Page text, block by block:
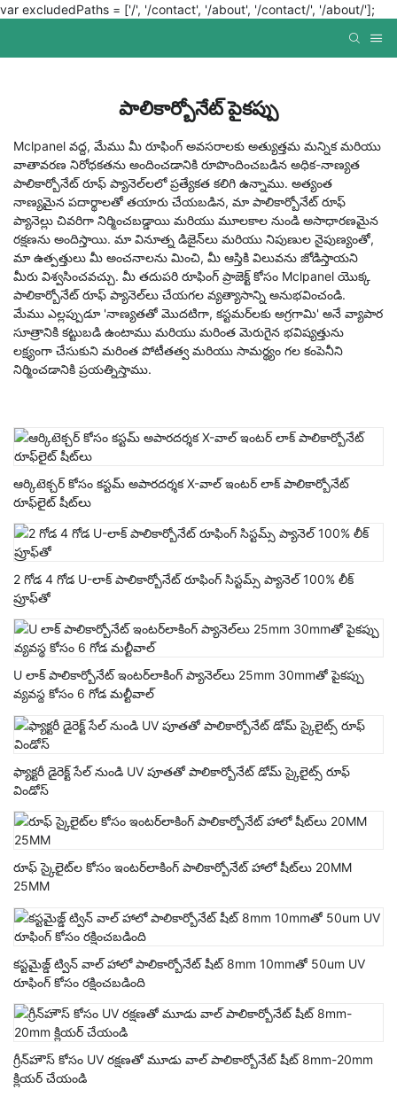
var excludedPaths = ['/', '/contact', '/about', '/contact/', '/about/'];
పాలికార్బోనేట్ పైకప్పు
Mclpanel వద్ద, మేము మీ రూఫింగ్ అవసరాలకు అత్యుత్తమ మన్నిక మరియు
వాతావరణ నిరోధకతను అందించడానికి రూపొందించబడిన అధిక-నాణ్యత
పాలికార్బోనేట్ రూఫ్ ప్యానెల్‌లలో ప్రత్యేకత కలిగి ఉన్నాము. అత్యంత
నాణ్యమైన పదార్థాలతో తయారు చేయబడిన, మా పాలికార్బోనేట్ రూఫ్
ప్యానెల్లు చివరిగా నిర్మించబడ్డాయి మరియు మూలకాల నుండి అసాధారణమైన
రక్షణను అందిస్తాయి. మా వినూత్న డిజైన్‌లు మరియు నిపుణుల నైపుణ్యంతో,
మా ఉత్పత్తులు మీ అంచనాలను మించి, మీ ఆస్తికి విలువను జోడిస్తాయని
మీరు విశ్వసించవచ్చు. మీ తదుపరి రూఫింగ్ ప్రాజెక్ట్ కోసం Mclpanel యొక్క
పాలికార్బోనేట్ రూఫ్ ప్యానెల్‌లు చేయగల వ్యత్యాసాన్ని అనుభవించండి.
మేము ఎల్లప్పుడూ 'నాణ్యతతో మొదటిగా, కస్టమర్‌లకు అగ్రగామి' అనే వ్యాపార
సూత్రానికి కట్టుబడి ఉంటాము మరియు మరింత మెరుగైన భవిష్యత్తును
లక్ష్యంగా చేసుకుని మరింత పోటీతత్వ మరియు సామర్థ్యం గల కంపెనీని
నిర్మించడానికి ప్రయత్నిస్తాము.
ఆర్కిటెక్చర్ కోసం కస్టమ్ అపారదర్శక X-వాల్ ఇంటర్ లాక్ పాలికార్బోనేట్
రూఫ్‌లైట్ షీట్‌లు
2 గోడ 4 గోడ U-లాక్ పాలికార్బోనేట్ రూఫింగ్ సిస్టమ్స్ ప్యానెల్ 100% లీక్
ప్రూఫ్‌తో
U లాక్ పాలికార్బోనేట్ ఇంటర్‌లాకింగ్ ప్యానెల్‌లు 25mm 30mmతో పైకప్పు
వ్యవస్థ కోసం 6 గోడ మల్టీవాల్
ఫ్యాక్టరీ డైరెక్ట్ సేల్ నుండి UV పూతతో పాలికార్బోనేట్ డోమ్ స్కైలైట్స్ రూఫ్
విండోస్
రూఫ్ స్కైలైట్‌ల కోసం ఇంటర్‌లాకింగ్ పాలికార్బోనేట్ హాలో షీట్‌లు 20MM
25MM
కస్టమైజ్డ్ ట్విన్ వాల్ హాలో పాలికార్బోనేట్ షీట్ 8mm 10mmతో 50um UV
రూఫింగ్ కోసం రక్షించబడింది
గ్రీన్‌హౌస్ కోసం UV రక్షణతో మూడు వాల్ పాలికార్బోనేట్ షీట్ 8mm-20mm
క్లియర్ చేయండి